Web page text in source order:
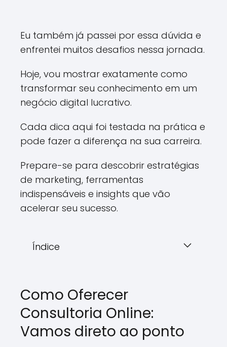
Eu também já passei por essa dúvida e
enfrentei muitos desafios nessa jornada.
Hoje, vou mostrar exatamente como
transformar seu conhecimento em um
negócio digital lucrativo.
Cada dica aqui foi testada na prática e
pode fazer a diferença na sua carreira.
Prepare-se para descobrir estratégias
de marketing, ferramentas
indispensáveis e insights que vão
acelerar seu sucesso.
Índice
Como Oferecer
Consultoria Online:
Vamos direto ao ponto